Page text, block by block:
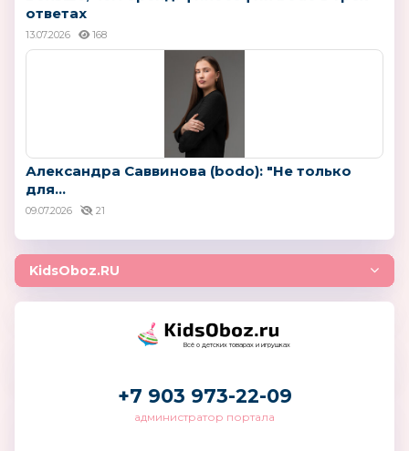
ответах
13.07.2026 168
Александра Саввинова (bodo): "Не только
для...
09.07.2026 21
KidsOboz.RU
Всё о детских товарах и игрушках
+7 903 973-22-09
администратор портала